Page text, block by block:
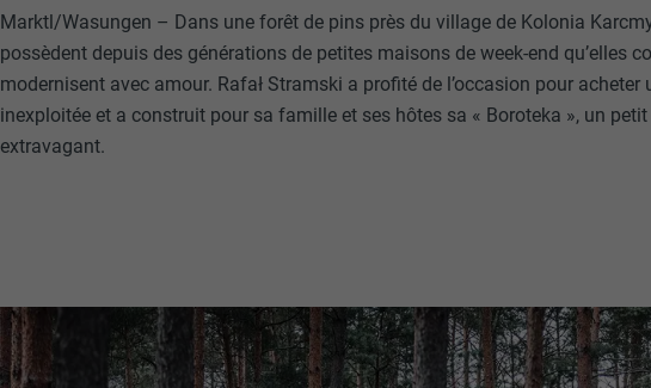
Marktl/Wasungen – Dans une forêt de pins près du village de Kolonia
possèdent depuis des générations de petites maisons de week-end qu’elles
modernisent avec amour. Rafał Stramski a profité de l’occasion pour acheter
inexploitée et a construit pour sa famille et ses hôtes sa « Boroteka », un
extravagant.